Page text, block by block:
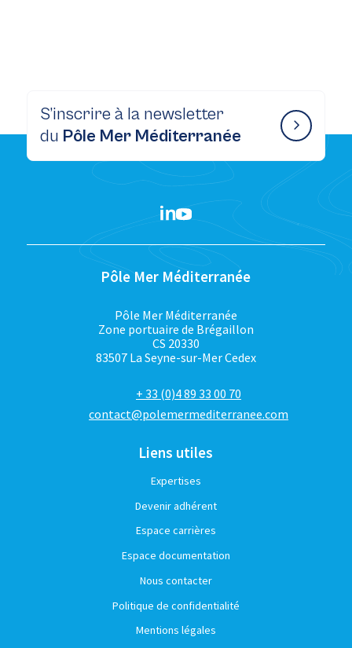
S’inscrire à la newsletter
du Pôle Mer Méditerranée
Pôle Mer Méditerranée
Pôle Mer Méditerranée
Zone portuaire de Brégaillon
CS 20330
83507 La Seyne-sur-Mer Cedex
+ 33 (0)4 89 33 00 70
contact@polemermediterranee.com
Liens utiles
Expertises
Devenir adhérent
Espace carrières
Espace documentation
Nous contacter
Politique de confidentialité
Mentions légales